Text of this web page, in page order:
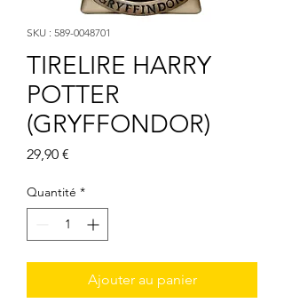
SKU : 589-0048701
TIRELIRE HARRY
POTTER
(GRYFFONDOR)
29,90 €
Quantité *
Ajouter au panier